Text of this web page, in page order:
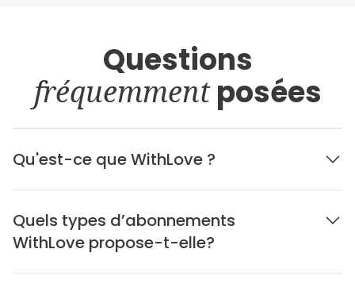
Questions
fréquemmentposées
Qu'est-ce que WithLove ?
Quels types d’abonnements
WithLove propose-t-elle?